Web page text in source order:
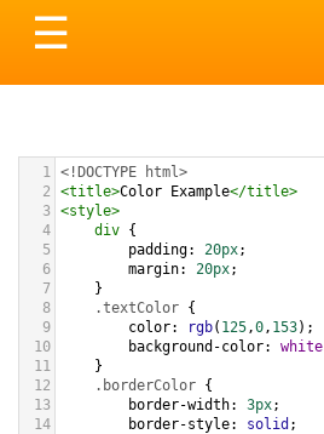
Toggle
navigation
☰
1 <!DOCTYPE html>
2
<title>Color Example</title>
3 <style>
4
div {
5
padding: 20px;
6
margin: 20px;
7
}
8
.textColor {
9
color: rgb( 125,0, 153);
10
background-color: white
11
}
12
.borderColor {
13
border-width: 3px;
14
border-style: solid ;